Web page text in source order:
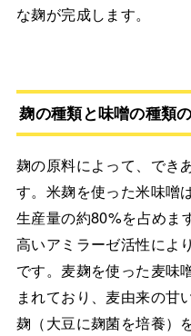
な麹が完成します。
麹の種類と味噌の種類
麹の原料によって、でき
す。米麹を使った米味噌
生産量の約80%を占めま
高いアミラーゼ活性によ
です。麦麹を使った麦味
まれており、麦由来の甘
麹（大豆に麹菌を培養）